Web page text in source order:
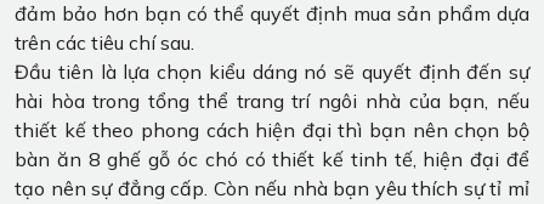
đảm bảo hơn bạn có thể quyết định mua sản phẩm dựa
trên các tiêu chí sau.
Đầu tiên là lựa chọn kiểu dáng nó sẽ quyết định đến sự
hài hòa trong tổng thể trang trí ngôi nhà của bạn, nếu
thiết kế theo phong cách hiện đại thì bạn nên chọn bộ
bàn ăn 8 ghế gỗ óc chó có thiết kế tinh tế, hiện đại để
tạo nên sự đẳng cấp. Còn nếu nhà bạn yêu thích sự tỉ mỉ